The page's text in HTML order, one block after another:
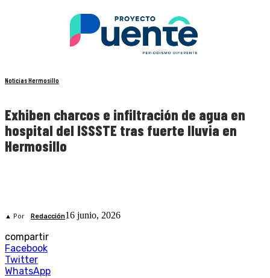
Noticias Hermosillo
Exhiben charcos e infiltración de agua en
hospital del ISSSTE tras fuerte lluvia en
Hermosillo
▲ Por Redacción16 junio, 2026
compartir
Facebook
Twitter
WhatsApp